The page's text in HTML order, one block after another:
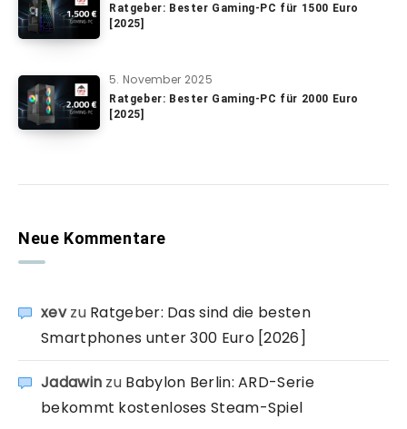
Ratgeber: Bester Gaming-PC für 1500 Euro
[2025]
5. November 2025
Ratgeber: Bester Gaming-PC für 2000 Euro
[2025]
Neue Kommentare
xevzu Ratgeber: Das sind die besten
Smartphones unter 300 Euro [2026]
Jadawin zu Babylon Berlin: ARD-Serie
bekommt kostenloses Steam-Spiel